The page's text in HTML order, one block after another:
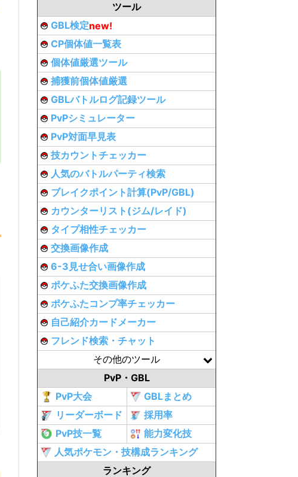
ツール
GBL検定new!
CP個体値一覧表
個体値厳選ツール
捕獲前個体値厳選
GBLバトルログ記録ツール
PvPシミュレーター
PvP対面早見表
技カウントチェッカー
人気のバトルパーティ検索
ブレイクポイント計算(PvP/GBL)
カウンターリスト(ジム/レイド)
タイプ相性チェッカー
交換画像作成
6-3見せ合い画像作成
ポケふた交換画像作成
ポケふたコンプ率チェッカー
自己紹介カードメーカー
フレンド検索・チャット
その他のツール
PvP・GBL
PvP大会
GBLまとめ
リーダーボード
採用率
PvP技一覧
能力変化技
人気ポケモン・技構成ランキング
ランキング